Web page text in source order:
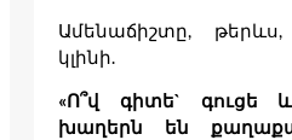
Ամենաճիշտը,
կլինի.
«Ո՞վ գիտե` գուցե
խաղերն են